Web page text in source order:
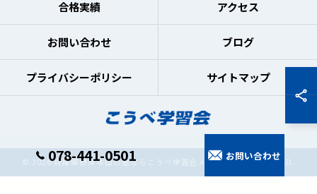
078-441-0501 お問い合わせ
合格実績 アクセス
お問い合わせ ブログ
プライバシーポリシー サイトマップ
© 2026 兵庫県摂津本山の塾ならこうべ学習会 ALL RIGHTS RESERVED.